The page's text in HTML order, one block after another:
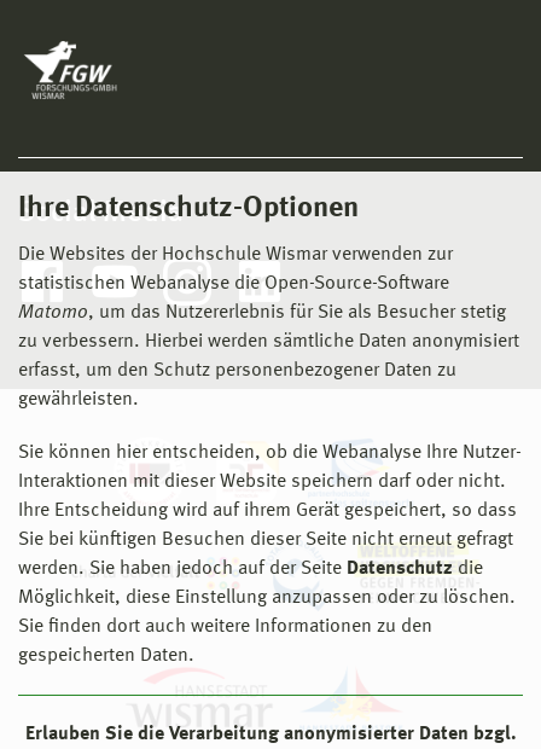
Ihre Datenschutz-Optionen
Die Websites der Hochschule Wismar verwenden zur
statistischen Webanalyse die Open-Source-Software
Matomo, um das Nutzererlebnis für Sie als Besucher stetig
zu verbessern. Hierbei werden sämtliche Daten anonymisiert
erfasst, um den Schutz personenbezogener Daten zu
gewährleisten.
Sie können hier entscheiden, ob die Webanalyse Ihre Nutzer-
Interaktionen mit dieser Website speichern darf oder nicht.
Ihre Entscheidung wird auf ihrem Gerät gespeichert, so dass
Sie bei künftigen Besuchen dieser Seite nicht erneut gefragt
werden. Sie haben jedoch auf der Seite Datenschutz die
Möglichkeit, diese Einstellung anzupassen oder zu löschen.
Sie finden dort auch weitere Informationen zu den
gespeicherten Daten.
Erlauben Sie die Verarbeitung anonymisierter Daten bzgl.
Social Media